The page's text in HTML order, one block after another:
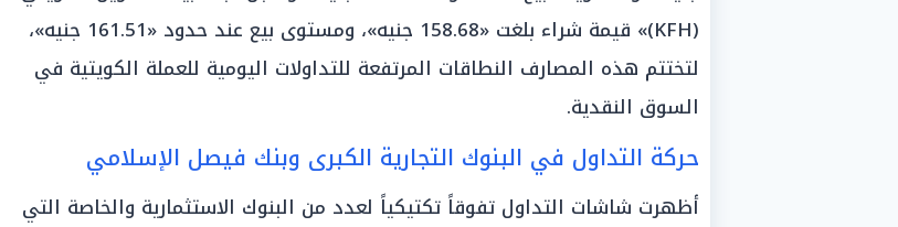
(KFH)» قيمة شراء بلغت «158.68 جنيه»، ومستوى بيع عند حدود «161.51 جنيه»،
لتختتم هذه المصارف النطاقات المرتفعة للتداولات اليومية للعملة الكويتية في
السوق النقدية.
حركة التداول في البنوك التجارية الكبرى وبنك فيصل الإسلامي
أظهرت شاشات التداول تفوقاً تكتيكياً لعدد من البنوك الاستثمارية والخاصة التي